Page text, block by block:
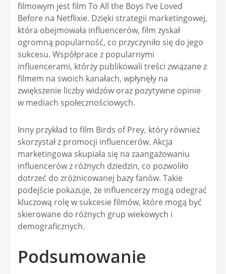
filmowym jest film To All the Boys I’ve Loved
Before na Netflixie. Dzięki strategii marketingowej,
która obejmowała influencerów, film zyskał
ogromną popularność, co przyczyniło się do jego
sukcesu. Współprace z popularnymi
influencerami, którzy publikowali treści związane z
filmem na swoich kanałach, wpłynęły na
zwiększenie liczby widzów oraz pozytywne opinie
w mediach społecznościowych.
Inny przykład to film Birds of Prey, który również
skorzystał z promocji influencerów. Akcja
marketingowa skupiała się na zaangażowaniu
influencerów z różnych dziedzin, co pozwoliło
dotrzeć do zróżnicowanej bazy fanów. Takie
podejście pokazuje, że influencerzy mogą odegrać
kluczową rolę w sukcesie filmów, które mogą być
skierowane do różnych grup wiekowych i
demograficznych.
Podsumowanie